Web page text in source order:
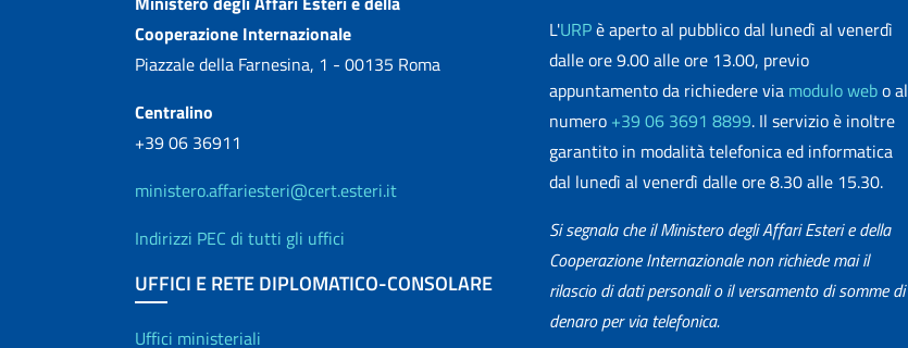
Cooperazione Internazionale
Piazzale della Farnesina, 1 - 00135 Roma
Centralino
+39 06 36911
ministero.affariesteri@cert.esteri.it
Indirizzi PEC di tutti gli uffici
UFFICI E RETE DIPLOMATICO-CONSOLARE
Uffici ministeriali
L'URPè aperto al pubblico dal lunedì al venerdì
dalle ore 9.00 alle ore 13.00, previo
appuntamento da richiedere via modulo webo al
numero +39 06 3691 8899. Il servizio è inoltre
garantito in modalità telefonica ed informatica
dal lunedì al venerdì dalle ore 8.30 alle 15.30.
Si segnala che il Ministero degli Affari Esteri e della
Cooperazione Internazionale non richiede mai il
rilascio di dati personali o il versamento di somme di
denaro per via telefonica.